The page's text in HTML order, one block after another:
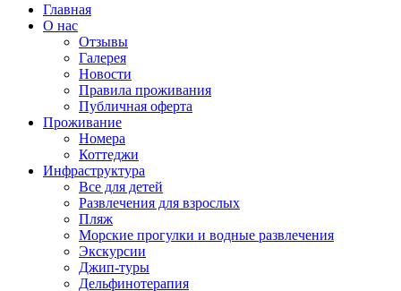
Главная
О нас
Отзывы
Галерея
Новости
Правила проживания
Публичная оферта
Проживание
Номера
Коттеджи
Инфраструктура
Все для детей
Развлечения для взрослых
Пляж
Морские прогулки и водные развлечения
Экскурсии
Джип-туры
Дельфинотерапия